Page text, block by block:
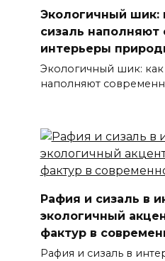
Экологичный шик:
сизаль
интерьеры
Экологичный шик: как
наполняют
Рафия и сизаль в
экологичный
фактур в
Рафия и сизаль в